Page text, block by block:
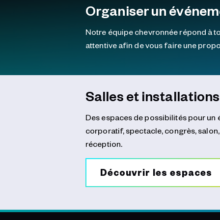
Organiser un
Notre équipe chevronnée répond à
attentive afin de vous faire une
Salles et installations
Des espaces de possibilités pour un
corporatif, spectacle, congrès,
réception.
Découvrir les espaces